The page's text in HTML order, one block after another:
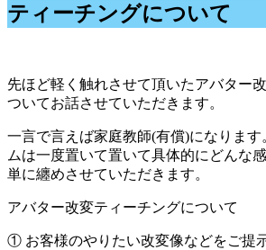
ティーチングについて
先ほど軽く触れさせて頂いたアバター
ついてお話させていただきます。
一言で言えば家庭教師(有償)になりま
ムは一度置いて置いて具体的にどんな
単に纏めさせていただきます。
アバター改変ティーチングについて
① お客様のやりたい改変像などをご提